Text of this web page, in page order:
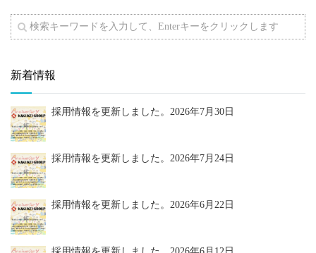
新着情報
採用情報を更新しました。 2026年7月30日
採用情報を更新しました。 2026年7月24日
採用情報を更新しました。 2026年6月22日